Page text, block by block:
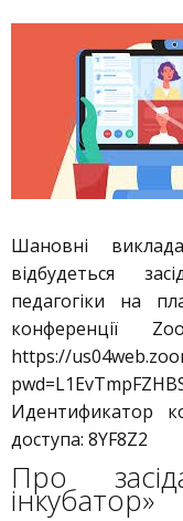
Шановні
відбудеться
педагогіки на
конференції
https://
Идентификатор
доступа: 8YF8Z2
Про
інкубатор»